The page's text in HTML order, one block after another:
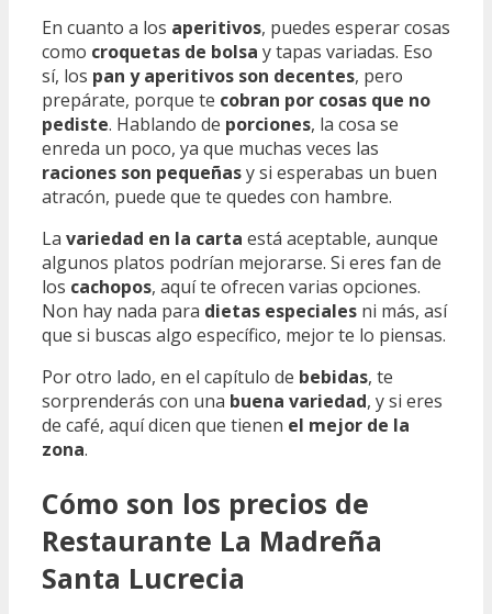
En cuanto a los aperitivos, puedes esperar cosas
como croquetas de bolsa y tapas variadas. Eso
sí, los pan y aperitivos son decentes, pero
prepárate, porque te cobran por cosas que no
pediste. Hablando de porciones, la cosa se
enreda un poco, ya que muchas veces las
raciones son pequeñasy si esperabas un buen
atracón, puede que te quedes con hambre.
La variedad en la carta está aceptable, aunque
algunos platos podrían mejorarse. Si eres fan de
los cachopos, aquí te ofrecen varias opciones.
Non hay nada para dietas especiales ni más, así
que si buscas algo específico, mejor te lo piensas.
Por otro lado, en el capítulo de bebidas, te
sorprenderás con una buena variedad, y si eres
de café, aquí dicen que tienen el mejor de la
zona.
Cómo son los precios de
Restaurante La Madreña
Santa Lucrecia